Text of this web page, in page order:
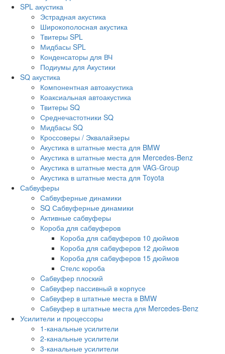
SPL акустика
Эстрадная акустика
Широкополосная акустика
Твитеры SPL
Мидбасы SPL
Конденсаторы для ВЧ
Подиумы для Акустики
SQ акустика
Компонентная автоакустика
Коаксиальная автоакустика
Твитеры SQ
Среднечастотники SQ
Мидбасы SQ
Кроссоверы / Эквалайзеры
Акустика в штатные места для BMW
Акустика в штатные места для Mercedes-Benz
Акустика в штатные места для VAG-Group
Акустика в штатные места для Toyota
Сабвуферы
Сабвуферные динамики
SQ Сабвуферные динамики
Активные сабвуферы
Короба для сабвуферов
Короба для сабвуферов 10 дюймов
Короба для сабвуферов 12 дюймов
Короба для сабвуферов 15 дюймов
Стелс короба
Cабвуфер плоский
Сабвуфер пассивный в корпусе
Сабвуфер в штатные места в BMW
Сабвуфер в штатные места для Mercedes-Benz
Усилители и процессоры
1-канальные усилители
2-канальные усилители
3-канальные усилители